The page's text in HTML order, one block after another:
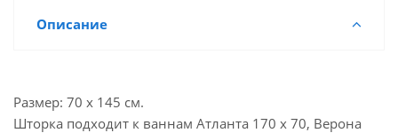
Описание
Размер: 70 х 145 см.
Шторка подходит к ваннам Атланта 170 х 70, Верона